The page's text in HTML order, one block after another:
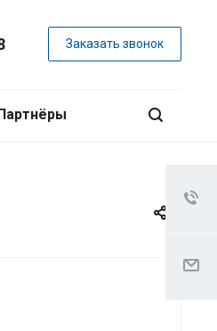
Заказать звонок